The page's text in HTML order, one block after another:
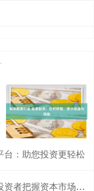
台：助您投资更轻松
把握资本市场机遇